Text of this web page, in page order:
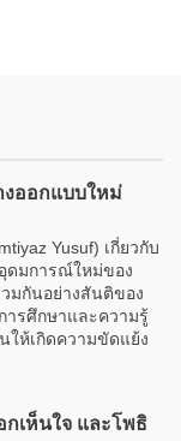
งออกแบบใหม่
Yusuf) เกี่ยวกับ
ดมการณ์ใหม่ของ
มกันอย่างสันติของ
ารศึกษาและความรู้
ให้เกิดความขัดแย้ง
เห็นใจ และโพธิ